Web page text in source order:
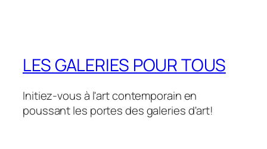
LES GALERIES POUR TOUS
Initiez-vous à l'art contemporain en
poussant les portes des galeries d'art!